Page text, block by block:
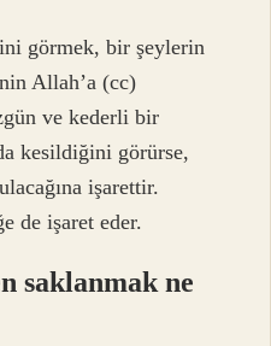
görmek, bir şeylerin
Allah’a (cc)
​​ve kederli bir
kesildiğini görürse,
işarettir.
de işaret eder.
saklanmak ne